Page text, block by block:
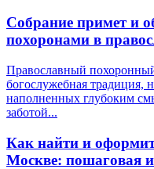
Собрание примет и
похоронами в
Православный
богослужебная традиция,
наполненных глубоким
заботой...
Как найти и
Москве: пошаговая